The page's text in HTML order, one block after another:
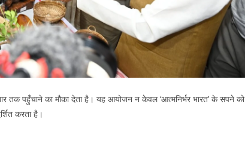
तक पहुँचाने का मौका देता है। यह आयोजन न केवल ‘आत्मनिर्भर भारत’ के सपने को
करता है।